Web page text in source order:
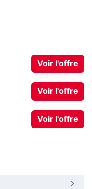
Voir l'offre
Voir l'offre
Voir l'offre